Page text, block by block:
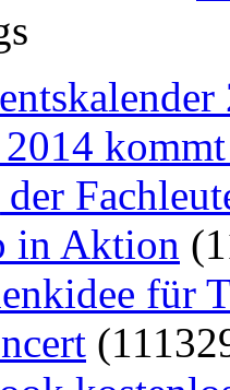
in Aktion
für